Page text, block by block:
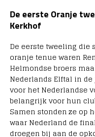
De eerste Oranje
Kerkhof
De eerste tweeling die
oranje tenue waren
Helmondse broers
Nederlands Elftal in de
voor het Nederlandse
belangrijk voor hun
Samen stonden ze op
waar Nederland de
droegen bij aan de